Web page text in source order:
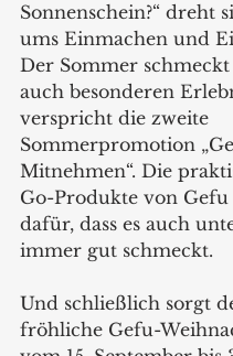
Sonnenschein?“ dreht
ums Einmachen und
Der Sommer
auch besonderen
verspricht die zweite
Sommerpromotion
Mitnehmen“. Die
Go-Produkte von Gefu
dafür, dass es auch
immer gut schmeckt.
Und schließlich sorgt
fröhliche Gefu-